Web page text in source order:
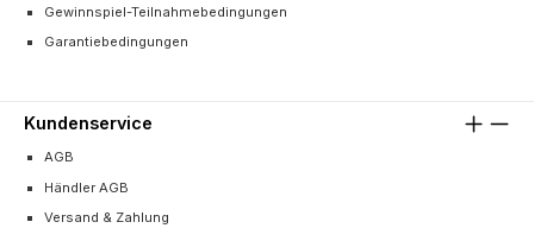
Gewinnspiel-Teilnahmebedingungen
Garantiebedingungen
Kundenservice
AGB
Händler AGB
Versand & Zahlung